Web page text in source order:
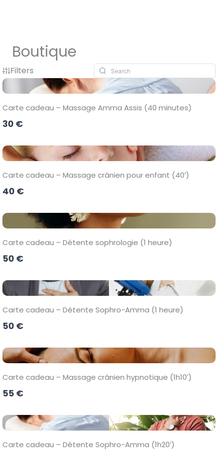
Boutique
Filters
Carte cadeau – Massage Amma Assis (40 minutes)
30 €
Carte cadeau – Massage crânien pour enfant (40′)
40 €
Carte cadeau – Détente sophrologie (1 heure)
50 €
Carte cadeau – Détente Sophro-Amma (1 heure)
50 €
Carte cadeau – Massage crânien hypnotique (1h10′)
55 €
Carte cadeau – Détente Sophro-Amma (1h20′)